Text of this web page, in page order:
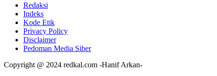
Redaksi
Indeks
Kode Etik
Privacy Policy
Disclaimer
Pedoman Media Siber
Copyright @ 2024 redkal.com -Hanif Arkan-